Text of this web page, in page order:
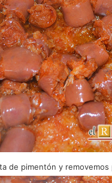
de pimentón y